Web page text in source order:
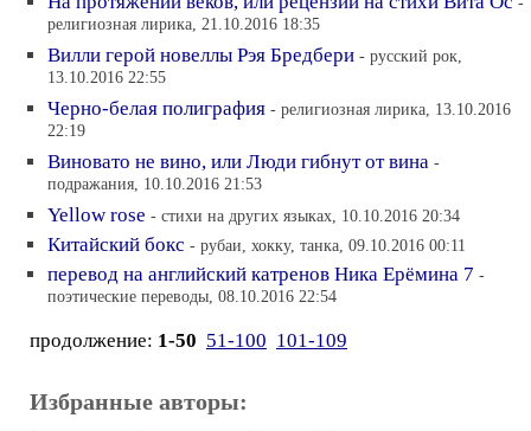
религиозная лирика, 21.10.2016 18:35
Вилли герой новеллы Рэя Бредбери - русский рок,
13.10.2016 22:55
Черно-белая полиграфия - религиозная лирика, 13.10.2016
22:19
Виновато не вино, или Люди гибнут от вина -
подражания, 10.10.2016 21:53
Yellow rose - стихи на других языках, 10.10.2016 20:34
Китайский бокс - рубаи, хокку, танка, 09.10.2016 00:11
перевод на английский катренов Ника Ерёмина 7 -
поэтические переводы, 08.10.2016 22:54
продолжение: 1-50 51-100 101-109
Избранные авторы: